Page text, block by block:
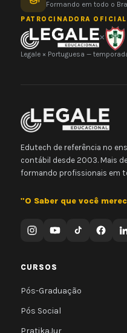
Formando em todo o
PATROCINADORA OFICIAL
×
Legale × Portuguesa —
Edutech de referência no
contábil desde 2003. Mais
formando profissionais em
"O Saber que você
CURSOS
Pós-Graduação
Pós Social
PratikaJur